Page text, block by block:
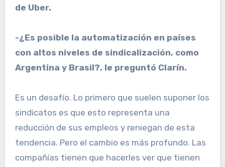
de Uber.
-¿Es posible la automatización en países
con altos niveles de sindicalización, como
Argentina y Brasil?, le preguntó Clarín.
Es un desafío. Lo primero que suelen suponer los
sindicatos es que esto representa una
reducción de sus empleos y reniegan de esta
tendencia. Pero el cambio es más profundo. Las
compañías tienen que hacerles ver que tienen